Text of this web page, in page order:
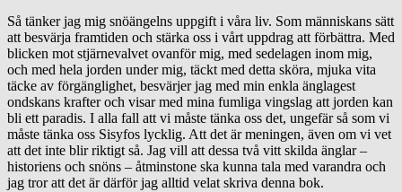
Så tänker jag mig snöängelns uppgift i våra liv. Som människans sätt
att besvärja framtiden och stärka oss i vårt uppdrag att förbättra. Med
blicken mot stjärnevalvet ovanför mig, med sedelagen inom mig,
och med hela jorden under mig, täckt med detta sköra, mjuka vita
täcke av förgänglighet, besvärjer jag med min enkla änglagest
ondskans krafter och visar med mina fumliga vingslag att jorden kan
bli ett paradis. I alla fall att vi måste tänka oss det, ungefär så som vi
måste tänka oss Sisyfos lycklig. Att det är meningen, även om vi vet
att det inte blir riktigt så. Jag vill att dessa två vitt skilda änglar –
historiens och snöns – åtminstone ska kunna tala med varandra och
jag tror att det är därför jag alltid velat skriva denna bok.